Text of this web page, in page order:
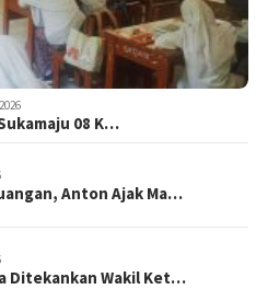
08 K…
Anton Ajak Ma…
Ditekankan Wakil Ket…